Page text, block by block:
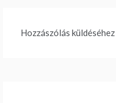
Hozzászólás küldéséhez